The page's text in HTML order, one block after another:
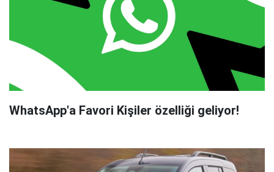
WhatsApp'a Favori Kişiler özelliği geliyor!